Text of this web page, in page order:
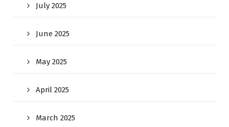
July 2025
June 2025
May 2025
April 2025
March 2025